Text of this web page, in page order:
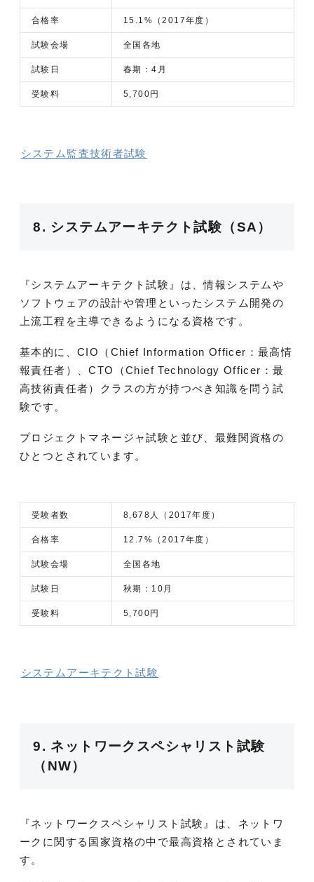
合格率 15.1%（2017年度）
試験会場 全国各地
試験日 春期：4月
受験料 5,700円
システム監査技術者試験
8. システムアーキテクト試験（SA）
『システムアーキテクト試験』は、情報システムや
ソフトウェアの設計や管理といったシステム開発の
上流工程を主導できるようになる資格です。
基本的に、CIO（Chief Information Officer：最高情
報責任者）、CTO（Chief Technology Officer：最
高技術責任者）クラスの方が持つべき知識を問う試
験です。
プロジェクトマネージャ試験と並び、最難関資格の
ひとつとされています。
受験者数 8,678人（2017年度）
合格率 12.7%（2017年度）
試験会場 全国各地
試験日 秋期：10月
受験料 5,700円
システムアーキテクト試験
9. ネットワークスペシャリスト試験
（NW）
『ネットワークスペシャリスト試験』は、ネットワ
ークに関する国家資格の中で最高資格とされていま
す。